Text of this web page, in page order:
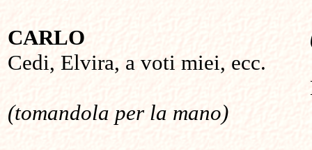
CARLO
Cedi, Elvira, a voti miei, ecc.
(tomandola per la mano)